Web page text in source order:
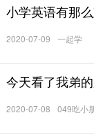
小学英语有那
2020-07-09 一起学
今天看了我弟
2020-07-08 049吃小